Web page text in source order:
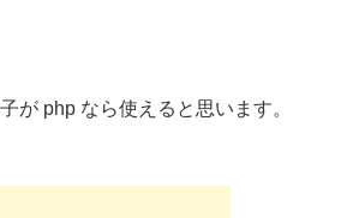
が php なら使えると思います。